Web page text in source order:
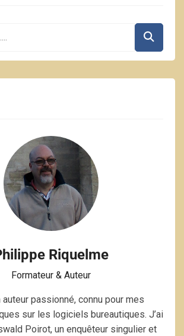
Riquelme
Formateur & Auteur
passionné, connu pour mes
sur les logiciels bureautiques. J’ai
Poirot, un enquêteur singulier et